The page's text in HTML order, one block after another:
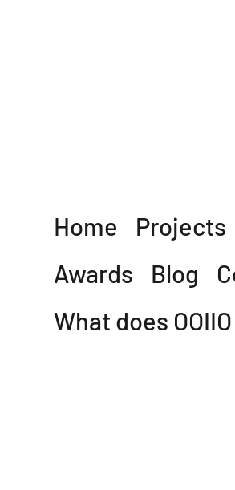
Home Projects
Awards
Blog
What does